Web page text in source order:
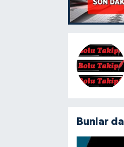
Bunlar